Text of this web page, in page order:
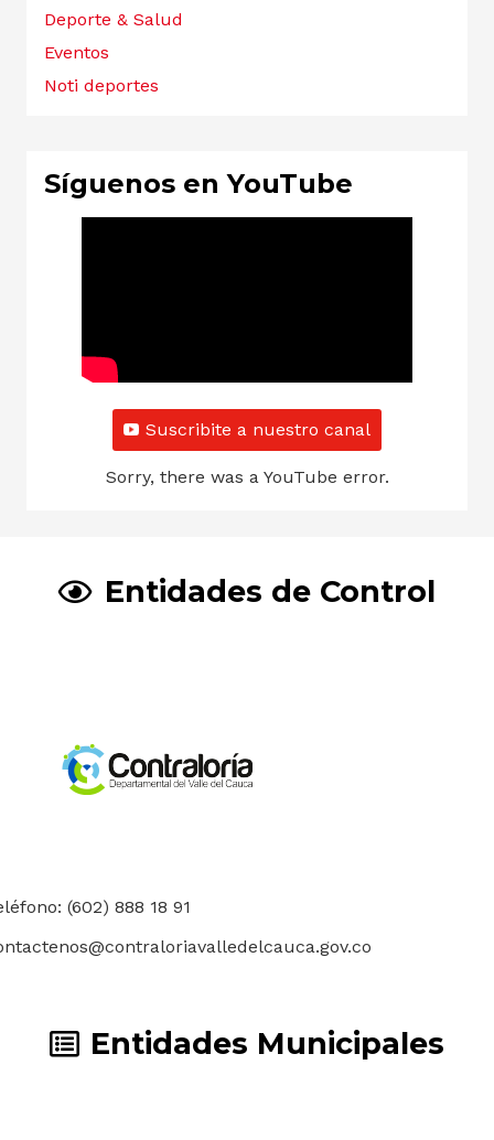
Deporte & Salud
Eventos
Noti deportes
Síguenos en YouTube
Suscribite a nuestro canal
Sorry, there was a YouTube error.
Entidades de Control
(602) 888 18 91
Entidades Municipales